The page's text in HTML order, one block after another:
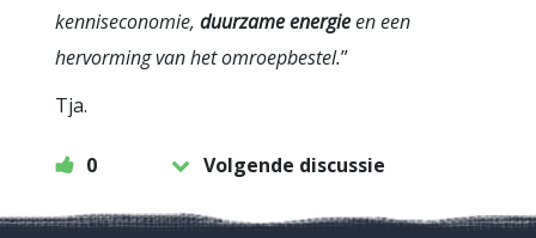
kenniseconomie, duurzame energieen een
hervorming van het omroepbestel.”
Tja.
0 Volgende discussie